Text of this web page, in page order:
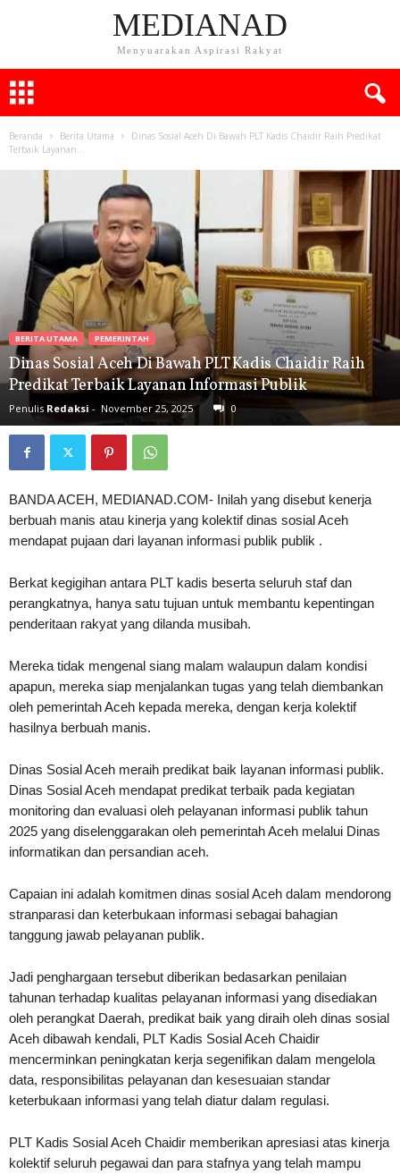
MEDIANAD
Menyuarakan Aspirasi Rakyat
Beranda Berita Utama
Dinas Sosial Aceh Di Bawah PLT Kadis Chaidir Raih Predikat
Terbaik Layanan...
BERITA UTAMA PEMERINTAH
Dinas Sosial Aceh Di Bawah PLT Kadis Chaidir Raih
Predikat Terbaik Layanan Informasi Publik
Penulis Redaksi - November 25, 2025 0
BANDA ACEH, MEDIANAD.COM- Inilah yang disebut kenerja
berbuah manis atau kinerja yang kolektif dinas sosial Aceh
mendapat pujaan dari layanan informasi publik publik .
Berkat kegigihan antara PLT kadis beserta seluruh staf dan
perangkatnya, hanya satu tujuan untuk membantu kepentingan
penderitaan rakyat yang dilanda musibah.
Mereka tidak mengenal siang malam walaupun dalam kondisi
apapun, mereka siap menjalankan tugas yang telah diembankan
oleh pemerintah Aceh kepada mereka, dengan kerja kolektif
hasilnya berbuah manis.
Dinas Sosial Aceh meraih predikat baik layanan informasi publik.
Dinas Sosial Aceh mendapat predikat terbaik pada kegiatan
monitoring dan evaluasi oleh pelayanan informasi publik tahun
2025 yang diselenggarakan oleh pemerintah Aceh melalui Dinas
informatikan dan persandian aceh.
Capaian ini adalah komitmen dinas sosial Aceh dalam mendorong
stranparasi dan keterbukaan informasi sebagai bahagian
tanggung jawab pelayanan publik.
Jadi penghargaan tersebut diberikan bedasarkan penilaian
tahunan terhadap kualitas pelayanan informasi yang disediakan
oleh perangkat Daerah, predikat baik yang diraih oleh dinas sosial
Aceh dibawah kendali, PLT Kadis Sosial Aceh Chaidir
mencerminkan peningkatan kerja segenifikan dalam mengelola
data, responsibilitas pelayanan dan kesesuaian standar
keterbukaan informasi yang telah diatur dalam regulasi.
PLT Kadis Sosial Aceh Chaidir memberikan apresiasi atas kinerja
kolektif seluruh pegawai dan para stafnya yang telah mampu